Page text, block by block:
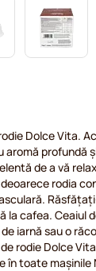
Dolce Vita.
profundă
de a vă
rodia
cafea. Ceaiul
iarnă sau o
rodie Dolce
toate mașinile